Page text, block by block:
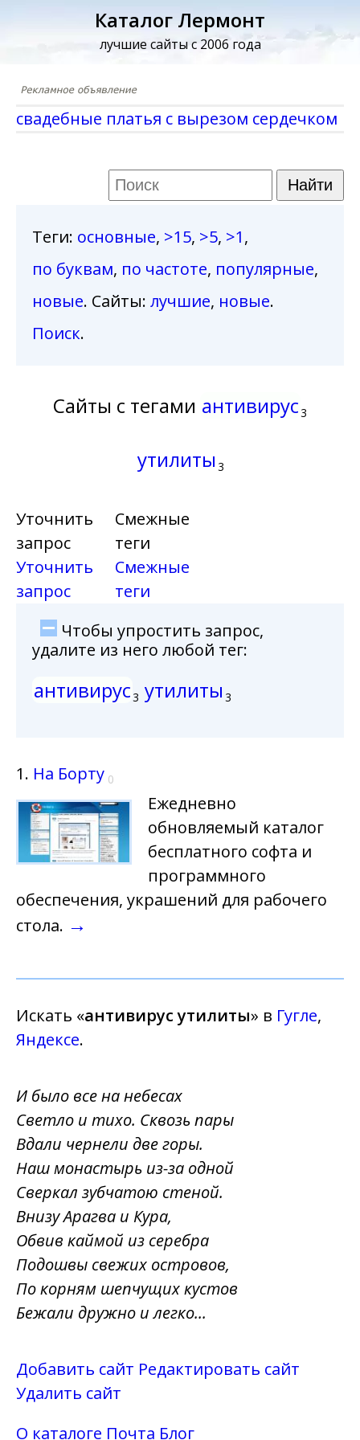
Каталог Лермонт
лучшие сайты с 2006 года
свадебные платья с вырезом сердечком
Теги: основные, >15, >5, >1,
по буквам, по частоте, популярные,
новые. Сайты: лучшие, новые.
Поиск.
Сайты с тегами антивирус3
утилиты 3
Уточнить
запрос
Уточнить
запрос
Смежные
теги
Смежные
теги
Чтобы упростить запрос,
удалите из него любой тег:
антивирус3 утилиты 3
1. На Борту 0
Ежедневно
обновляемый каталог
бесплатного софта и
программного
обеспечения, украшений для рабочего
стола. →
Искать «антивирус утилиты» в Гугле,
Яндексе.
И было все на небесах
Светло и тихо. Сквозь пары
Вдали чернели две горы.
Наш монастырь из-за одной
Сверкал зубчатою стеной.
Внизу Арагва и Кура,
Обвив каймой из серебра
Подошвы свежих островов,
По корням шепчущих кустов
Бежали дружно и легко...
Добавить сайт Редактировать сайт
Удалить сайт
О каталоге Почта Блог